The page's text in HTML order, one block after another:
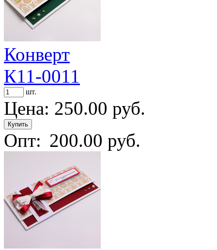
Конверт
К11-0011
шт.
Цена: 250.00 руб.
Опт: 200.00 руб.